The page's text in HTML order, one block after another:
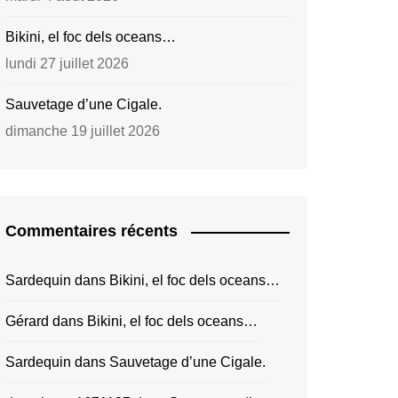
Bikini, el foc dels oceans…
lundi 27 juillet 2026
Sauvetage d’une Cigale.
dimanche 19 juillet 2026
Commentaires récents
Sardequin dans Bikini, el foc dels oceans…
Gérard dans Bikini, el foc dels oceans…
Sardequin dans Sauvetage d’une Cigale.